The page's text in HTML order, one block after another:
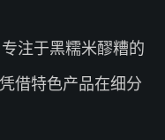
注于黑糯米醪糟的
借特色产品在细分